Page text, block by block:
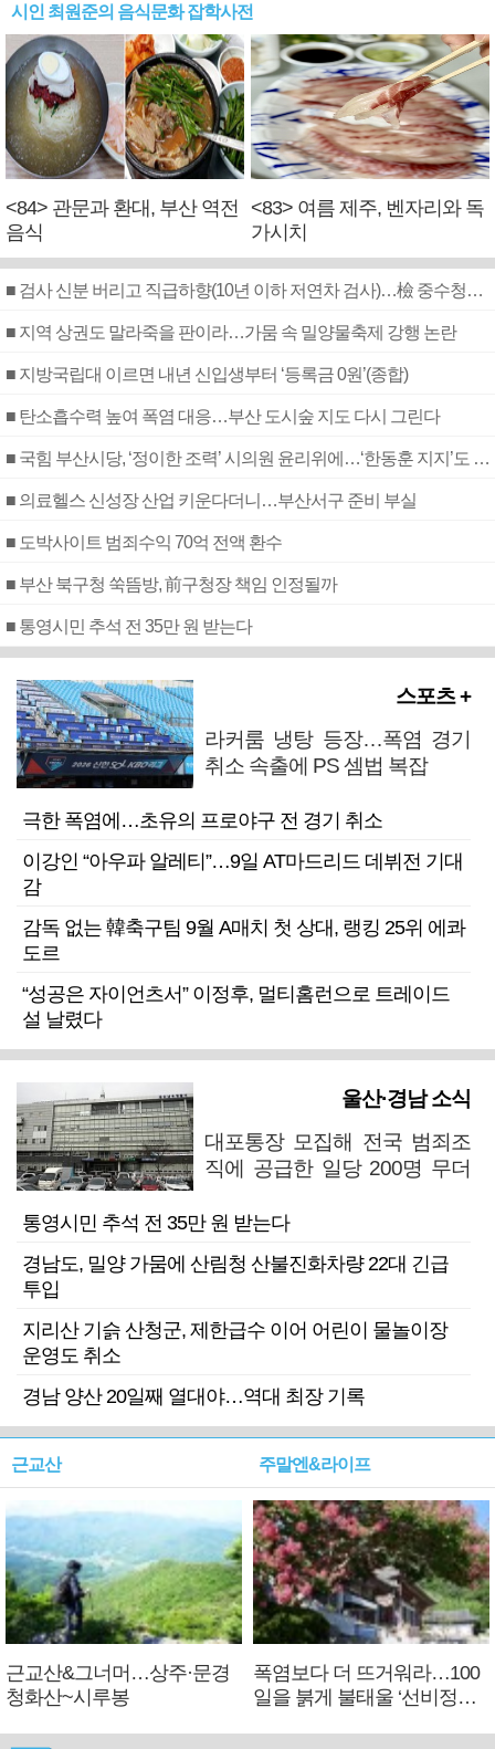
시인 최원준의 음식문화 잡학사전
<84> 관문과 환대, 부산 역전
음식
<83> 여름 제주, 벤자리와 독
가시치
■ 검사 신분 버리고 직급하향(10년 이하 저연차 검사)…檢 중수청행 기피
■ 지역 상권도 말라죽을 판이라…가뭄 속 밀양물축제 강행 논란
■ 지방국립대 이르면 내년 신입생부터 ‘등록금 0원’(종합)
■ 탄소흡수력 높여 폭염 대응…부산 도시숲 지도 다시 그린다
■ 국힘 부산시당, ‘정이한 조력’ 시의원 윤리위에…‘한동훈 지지’도 신고접수
■ 의료헬스 신성장 산업 키운다더니…부산서구 준비 부실
■ 도박사이트 범죄수익 70억 전액 환수
■ 부산 북구청 쑥뜸방, 前구청장 책임 인정될까
■ 통영시민 추석 전 35만 원 받는다
스포츠 +
라커룸 냉탕 등장…폭염 경기
취소 속출에 PS 셈법 복잡
극한 폭염에…초유의 프로야구 전 경기 취소
이강인 “아우파 알레티”…9일 AT마드리드 데뷔전 기대
감
감독 없는 韓축구팀 9월 A매치 첫 상대, 랭킹 25위 에콰
도르
“성공은 자이언츠서” 이정후, 멀티홈런으로 트레이드
설 날렸다
울산·경남 소식
대포통장 모집해 전국 범죄조
직에 공급한 일당 200명 무더
통영시민 추석 전 35만 원 받는다
경남도, 밀양 가뭄에 산림청 산불진화차량 22대 긴급
투입
지리산 기슭 산청군, 제한급수 이어 어린이 물놀이장
운영도 취소
경남 양산 20일째 열대야…역대 최장 기록
근교산
근교산&그너머…상주·문경
청화산~시루봉
주말엔&라이프
폭염보다 더 뜨거워라…100
일을 붉게 불태울 ‘선비정신’